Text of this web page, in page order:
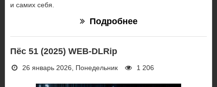
и самих себя.
Подробнее
Пёс 51 (2025) WEB-DLRip
26 январь 2026, Понедельник 1 206